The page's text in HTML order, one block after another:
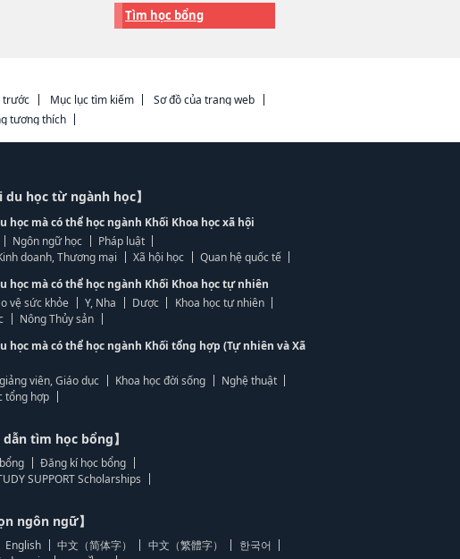
Tìm học bổng
trước Mục lục tìm kiếm
Sơ đồ của trang web
tương thích
du học từ ngành học】
học mà có thể học ngành Khối Khoa học xã hội
Ngôn ngữ học
Pháp luật
doanh, Thương mại
Xã hội học
Quan hệ quốc tế
học mà có thể học ngành Khối Khoa học tự nhiên
vệ sức khỏe
Y, Nha Dược
Khoa học tự nhiên
Nông Thủy sản
học mà có thể học ngành Khối tổng hợp (Tự nhiên và Xã
viên, Giáo dục
Khoa học đời sống
Nghệ thuật
tổng hợp
dẫn tìm học bổng】
Đăng kí học bổng
SUPPORT Scholarships
ngôn ngữ】
English 中文（简体字） 中文（繁體字）
한국어